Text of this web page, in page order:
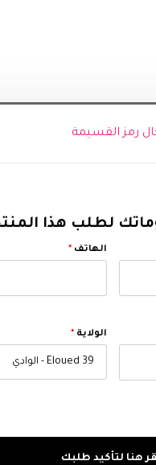
رمز القسيمة
لطلب هذا
الهاتف*
الولاية *
39 Eloued - الوادي
هنا لتأكيد طلبك